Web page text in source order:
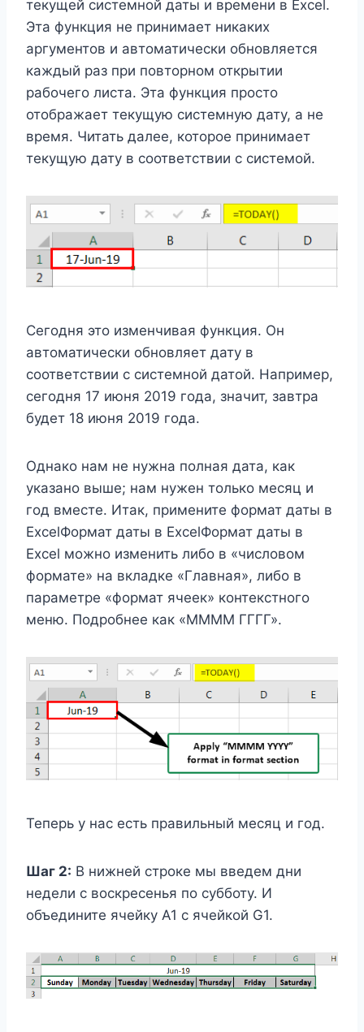
текущей системной даты и времени в Excel.
Эта функция не принимает никаких
аргументов и автоматически обновляется
каждый раз при повторном открытии
рабочего листа. Эта функция просто
отображает текущую системную дату, а не
время. Читать далее, которое принимает
текущую дату в соответствии с системой.
Сегодня это изменчивая функция. Он
автоматически обновляет дату в
соответствии с системной датой. Например,
сегодня 17 июня 2019 года, значит, завтра
будет 18 июня 2019 года.
Однако нам не нужна полная дата, как
указано выше; нам нужен только месяц и
год вместе. Итак, примените формат даты в
ExcelФормат даты в ExcelФормат даты в
Excel можно изменить либо в «числовом
формате» на вкладке «Главная», либо в
параметре «формат ячеек» контекстного
меню. Подробнее как «ММММ ГГГГ».
Теперь у нас есть правильный месяц и год.
Шаг 2: В нижней строке мы введем дни
недели с воскресенья по субботу. И
объедините ячейку A1 с ячейкой G1.